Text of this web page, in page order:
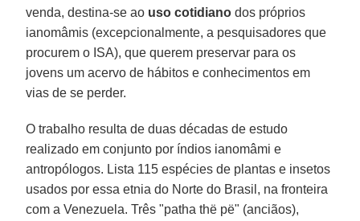
venda, destina-se ao uso cotidiano dos próprios
ianomâmis (excepcionalmente, a pesquisadores que
procurem o ISA), que querem preservar para os
jovens um acervo de hábitos e conhecimentos em
vias de se perder.
O trabalho resulta de duas décadas de estudo
realizado em conjunto por índios ianomâmi e
antropólogos. Lista 115 espécies de plantas e insetos
usados por essa etnia do Norte do Brasil, na fronteira
com a Venezuela. Três "patha thë pë" (anciãos),